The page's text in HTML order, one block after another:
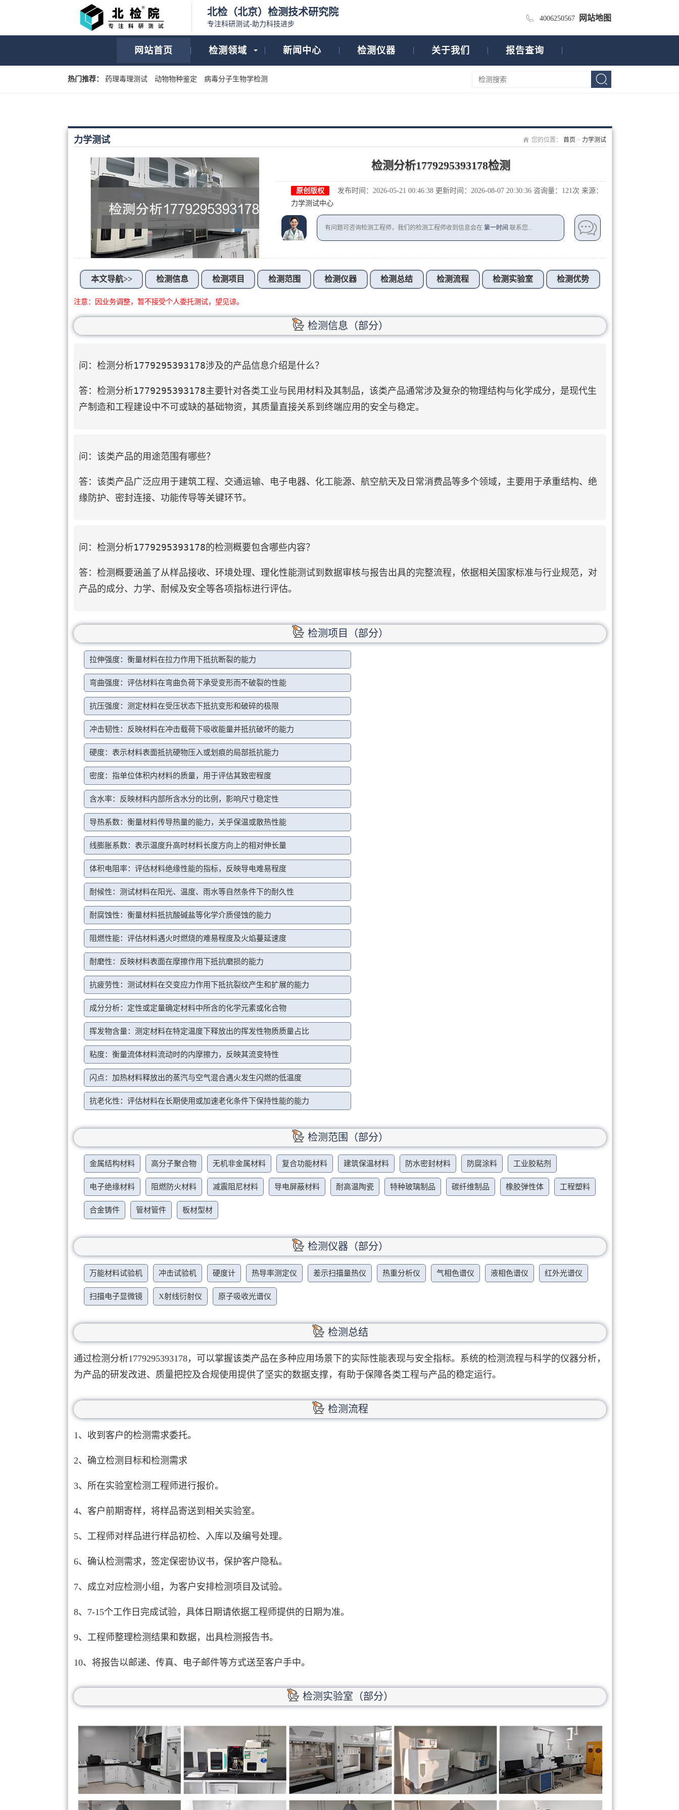
北检（北京）检测技术研究院
专注科研测试-助力科技进步
4006250567 网站地图
网站首页 检测领域 新闻中心 检测仪器 关于我们 报告查询
热门推荐： 药理毒理测试 动物物种鉴定 病毒分子生物学检测
您的位置： 首页> 力学测试
力学测试
检测分析1779295393178检测
原创版权 发布时间：2026-05-21 00:46:38 更新时间：2026-08-07 20:30:36 咨询量：1 21次 来源：
力学测试中心
有问题可咨询检测工程师，我们的检测工程师收到信息会在第一时间 联系您...
本文导航>> 检测信息 检测项目 检测范围 检测仪器 检测总结 检测流程 检测实验室 检测优势
注意：因业务调整，暂不接受个人委托测试，望见谅。
检测信息（部分）
问：检测分析1779295393178涉及的产品信息介绍是什么？
答：检测分析1779295393178主要针对各类工业与民用材料及其制品，该类产品通常涉及复杂的物理结构与化学成分，是现代生
产制造和工程建设中不可或缺的基础物资，其质量直接关系到终端应用的安全与稳定。
问：该类产品的用途范围有哪些？
答：该类产品广泛应用于建筑工程、交通运输、电子电器、化工能源、航空航天及日常消费品等多个领域，主要用于承重结构、绝
缘防护、密封连接、功能传导等关键环节。
问：检测分析1779295393178的检测概要包含哪些内容？
答：检测概要涵盖了从样品接收、环境处理、理化性能测试到数据审核与报告出具的完整流程，依据相关国家标准与行业规范，对
产品的成分、力学、耐候及安全等各项指标进行评估。
检测项目（部分）
拉伸强度：衡量材料在拉力作用下抵抗断裂的能力
弯曲强度：评估材料在弯曲负荷下承受变形而不破裂的性能
抗压强度：测定材料在受压状态下抵抗变形和破碎的极限
冲击韧性：反映材料在冲击载荷下吸收能量并抵抗破坏的能力
硬度：表示材料表面抵抗硬物压入或划痕的局部抵抗能力
密度：指单位体积内材料的质量，用于评估其致密程度
含水率：反映材料内部所含水分的比例，影响尺寸稳定性
导热系数：衡量材料传导热量的能力，关乎保温或散热性能
线膨胀系数：表示温度升高时材料长度方向上的相对伸长量
体积电阻率：评估材料绝缘性能的指标，反映导电难易程度
耐候性：测试材料在阳光、温度、雨水等自然条件下的耐久性
耐腐蚀性：衡量材料抵抗酸碱盐等化学介质侵蚀的能力
阻燃性能：评估材料遇火时燃烧的难易程度及火焰蔓延速度
耐磨性：反映材料表面在摩擦作用下抵抗磨损的能力
抗疲劳性：测试材料在交变应力作用下抵抗裂纹产生和扩展的能力
成分分析：定性或定量确定材料中所含的化学元素或化合物
挥发物含量：测定材料在特定温度下释放出的挥发性物质质量占比
粘度：衡量流体材料流动时的内摩擦力，反映其流变特性
闪点：加热材料释放出的蒸汽与空气混合遇火发生闪燃的低温度
抗老化性：评估材料在长期使用或加速老化条件下保持性能的能力
检测范围（部分）
金属结构材料 高分子聚合物 无机非金属材料 复合功能材料 建筑保温材料 防水密封材料 防腐涂料 工业胶粘剂
电子绝缘材料 阻燃防火材料 减震阻尼材料 导电屏蔽材料 耐高温陶瓷 特种玻璃制品 碳纤维制品 橡胶弹性体 工程塑料
合金铸件 管材管件 板材型材
检测仪器（部分）
万能材料试验机 冲击试验机 硬度计 热导率测定仪 差示扫描量热仪 热重分析仪 气相色谱仪 液相色谱仪 红外光谱仪
扫描电子显微镜 X射线衍射仪 原子吸收光谱仪
检测总结
通过检测分析1779295393178，可以掌握该类产品在多种应用场景下的实际性能表现与安全指标。系统的检测流程与科学的仪器分析，
为产品的研发改进、质量把控及合规使用提供了坚实的数据支撑，有助于保障各类工程与产品的稳定运行。
检测流程
1、收到客户的检测需求委托。
2、确立检测目标和检测需求
3、所在实验室检测工程师进行报价。
4、客户前期寄样，将样品寄送到相关实验室。
5、工程师对样品进行样品初检、入库以及编号处理。
6、确认检测需求，签定保密协议书，保护客户隐私。
7、成立对应检测小组，为客户安排检测项目及试验。
8、7-15个工作日完成试验，具体日期请依据工程师提供的日期为准。
9、工程师整理检测结果和数据，出具检测报告书。
10、将报告以邮递、传真、电子邮件等方式送至客户手中。
检测实验室（部分）